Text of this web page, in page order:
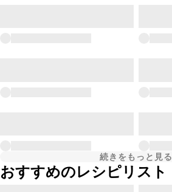
続きをもっと見る
おすすめのレシピリスト